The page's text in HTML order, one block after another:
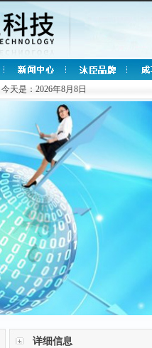
今天是：2026年8月8日
详细信息